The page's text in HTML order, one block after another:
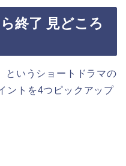
終了 見どころ
」
というショートドラマの
ントを4つピックアップ